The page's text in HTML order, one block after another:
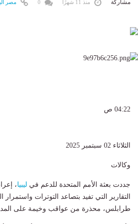
مشاركة منذ 11 شهرًا مصر
04:22 ص
الثلاثاء 02 سبتمبر 2025
وكالات
جددت بعثة الأمم المتحدة للدعم في ليبيا،
التقارير التي تفيد بتصاعد التوترات واستمرار
طرابلس، محذرة من عواقب وخيمة على